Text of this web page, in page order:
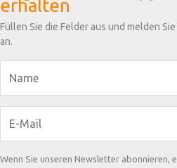
erhalten
Füllen Sie die Felder aus und melden
an.
Wenn Sie unseren Newsletter abonnieren,